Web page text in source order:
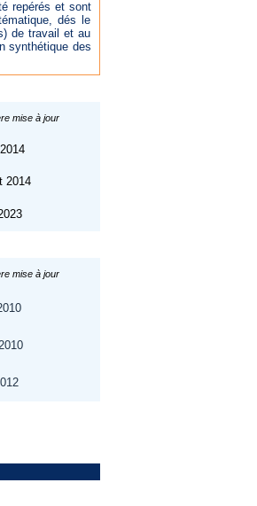
repérés et sont
dés le
de travail et au
synthétique des
mise à jour
2014
mise à jour